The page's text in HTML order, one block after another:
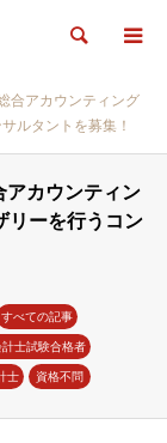
検索
合アカウンティング
ルタントを募集！
アカウンティン
リーを行うコン
すべての記事
計士試験合格者
士 資格不問